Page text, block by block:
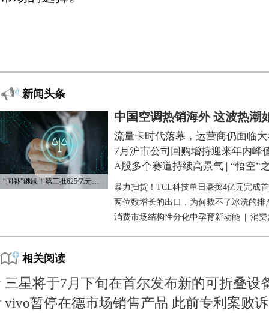
新闻头条
“国补”继续！第三批625亿元资金已下达
中国空调热销海外 这波热潮
流量卡时代落幕，运营商仍面临
7月沪市公司回购增持迎来年内峰
A股多个赛道持续高景气 | “悟空”
暴力扫货！TCL科技单日豪掷4亿元完成
两位数增长的出口，为何救不了冰洗的排
消费市场结构性分化中孕育新动能
消费
相关阅读
三星将于7月下旬在首尔发布新的可折叠设
vivo暂停在德市场销售产品 此前专利案败诉